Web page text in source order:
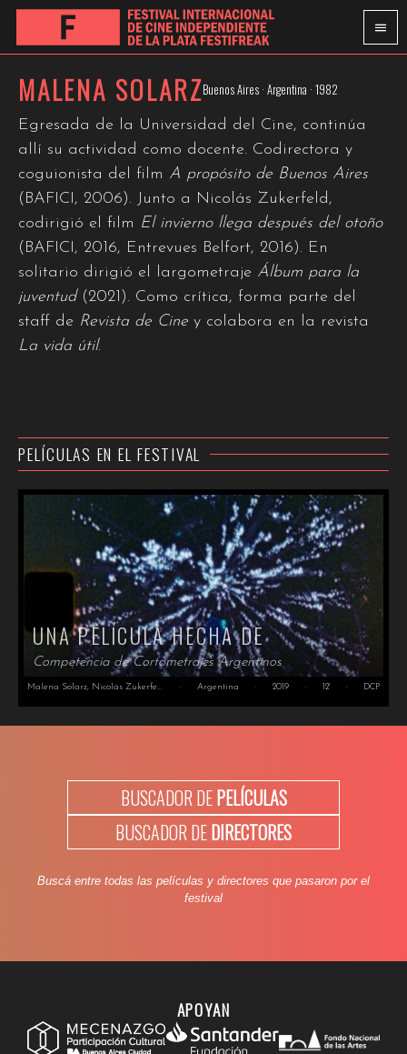
MALENA SOLARZBuenos Aires · Argentina · 1982
Egresada de la Universidad del Cine, continúa
allí su actividad como docente. Codirectora y
coguionista del film A propósito de Buenos Aires
(BAFICI, 2006). Junto a Nicolás Zukerfeld,
codirigió el film El invierno llega después del otoño
(BAFICI, 2016, Entrevues Belfort, 2016). En
solitario dirigió el largometraje Álbum para la
juventud(2021). Como crítica, forma parte del
staff de Revista de Cine y colabora en la revista
La vida útil.
PELÍCULAS EN EL FESTIVAL
UNA PELÍCULA HECHA DE
Competencia de Cortometrajes Argentinos
Malena Solarz, Nicolás Zukerfeld · Argentina · 2019 · 12' · DCP
BUSCADOR DEPELÍCULAS
BUSCADOR DEDIRECTORES
Buscá entre todas las películas y directores que pasaron por el
festival
APOYAN